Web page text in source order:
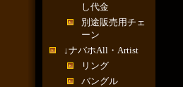
し代金
別途販売用チェ
ーン
↓ナバホAll・Artist
リング
バングル